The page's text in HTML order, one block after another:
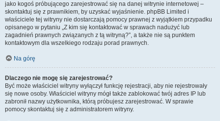
jako kogoś próbującego zarejestrować się na danej witrynie internetowej –
skontaktuj się z prawnikiem, by uzyskać wyjaśnienie. phpBB Limited i
właściciele tej witryny nie dostarczają pomocy prawnej z wyjątkiem przypadku
opisanego w pytaniu „Z kim się kontaktować w sprawach nadużyć lub
zagadnień prawnych związanych z tą witryną?”, a także nie są punktem
kontaktowym dla wszelkiego rodzaju porad prawnych.
Na górę
Dlaczego nie mogę się zarejestrować?
Być może właściciel witryny wyłączył funkcję rejestracji, aby nie rejestrowały
się nowe osoby. Właściciel witryny mógł także zablokować twój adres IP lub
zabronił nazwy użytkownika, którą próbujesz zarejestrować. W sprawie
pomocy skontaktuj się z administratorem witryny.